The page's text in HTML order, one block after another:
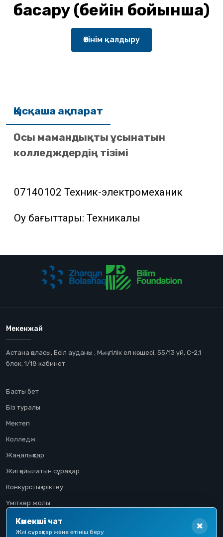
басқару (бейін бойынша)
Өтінім қалдыру
Қысқаша ақпарат
Осы мамандықты ұсынатын
колледждердің тізімі
07140102 Техник-электромеханик
Оқу бағыттары: Техникалық
Мекенжай
Астана қаласы, Есіл ауданы , Мəңгілік ел көшесі, 55/13 үй, С-2,1
блок, 1/18 кабинет
Басты бет
Біз туралы
Мектеп
Колледж
Жаңалықтар
Жиі қойылатын сұрақтар
Конкурстық іріктеу
Үміткер жолы
Көмекші чат
Жиі сұрақтар және өтініш беру